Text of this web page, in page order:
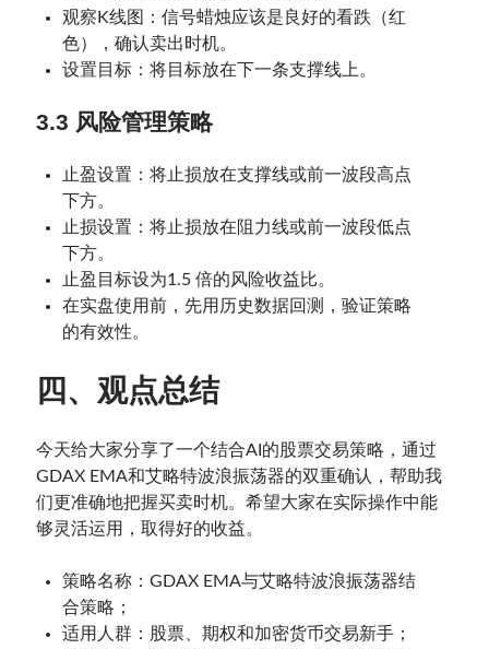
观察K线图：信号蜡烛应该是良好的看跌（红
色），确认卖出时机。
设置目标：将目标放在下一条支撑线上。
3.3 风险管理策略
止盈设置：将止损放在支撑线或前一波段高点
下方。
止损设置：将止损放在阻力线或前一波段低点
下方。
止盈目标设为1.5 倍的风险收益比。
在实盘使用前，先用历史数据回测，验证策略
的有效性。
四、观点总结
今天给大家分享了一个结合AI的股票交易策略，通过
GDAX EMA和艾略特波浪振荡器的双重确认，帮助我
们更准确地把握买卖时机。希望大家在实际操作中能
够灵活运用，取得好的收益。
策略名称：GDAX EMA与艾略特波浪振荡器结
合策略；
适用人群：股票、期权和加密货币交易新手；